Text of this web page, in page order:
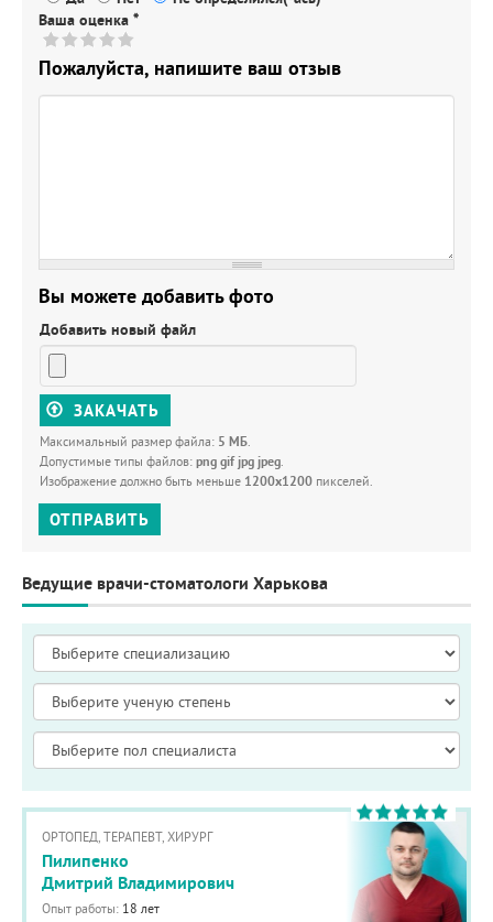
Ваша оценка *
Пожалуйста, напишите ваш отзыв
Вы можете добавить фото
Добавить новый файл
ЗАКАЧАТЬ
Максимальный размер файла: 5 МБ.
Допустимые типы файлов: png gif jpg jpeg.
Изображение должно быть меньше 1200x1200 пикселей.
ОТПРАВИТЬ
Ведущие врачи-стоматологи Харькова
ОРТОПЕД, ТЕРАПЕВТ, ХИРУРГ
Пилипенко
Дмитрий Владимирович
Опыт работы: 18 лет